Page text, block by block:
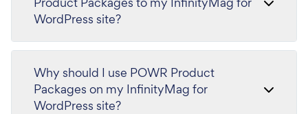
WordPress site?
Why should I use POWR Product
Packages on my InfinityMag for
WordPress site?